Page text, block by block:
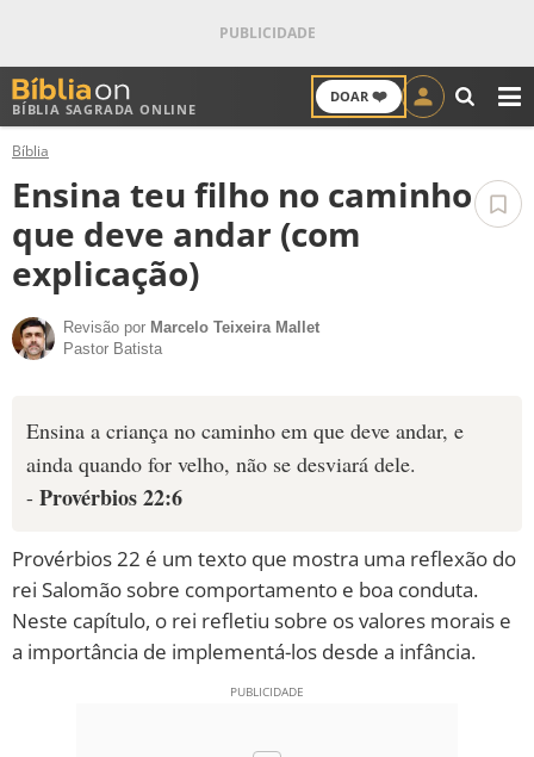
BÍBLIA SAGRADA ONLINE
DOAR ❤️
ANTIGO TESTAMENTO
NOVO TESTAMENTO
VERSÍCULOS
VERSÍCULO DO DIA
SALMO DO DIA
10 MANDAMENTOS
ESTUDOS BÍBLICOS
Bíblia
Ensina teu filho no caminho
que deve andar (com
explicação)
Revisão por Marcelo Teixeira Mallet
Pastor Batista
Ensina a criança no caminho em que deve andar, e
ainda quando for velho, não se desviará dele.
- Provérbios 22:6
Provérbios 22 é um texto que mostra uma reflexão do
rei Salomão sobre comportamento e boa conduta.
Neste capítulo, o rei refletiu sobre os valores morais e
a importância de implementá-los desde a infância.